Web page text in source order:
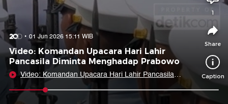
1
Share
Caption
01 Jun 2026 15:11 WIB
Video: Komandan Upacara Hari Lahir
Pancasila Diminta Menghadap Prabowo
Video: Komandan Upacara Hari Lahir Pancasila
Diminta Menghadap Prabowo
Copy Link Copy Embed
Copy Embed &
Caption